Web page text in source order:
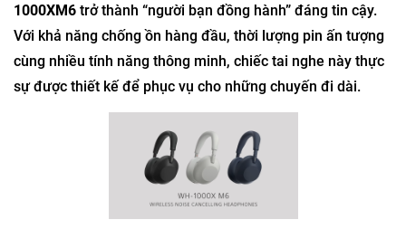
1000XM6 trở thành “người bạn đồng hành” đáng tin cậy.
Với khả năng chống ồn hàng đầu, thời lượng pin ấn tượng
cùng nhiều tính năng thông minh, chiếc tai nghe này thực
sự được thiết kế để phục vụ cho những chuyến đi dài.